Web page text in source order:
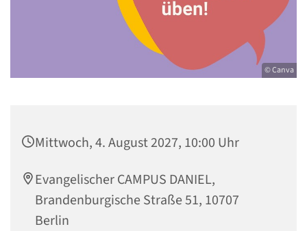
© Canva
Mittwoch, 4. August 2027, 10:00 Uhr
Evangelischer CAMPUS DANIEL,
Brandenburgische Straße 51, 10707
Berlin